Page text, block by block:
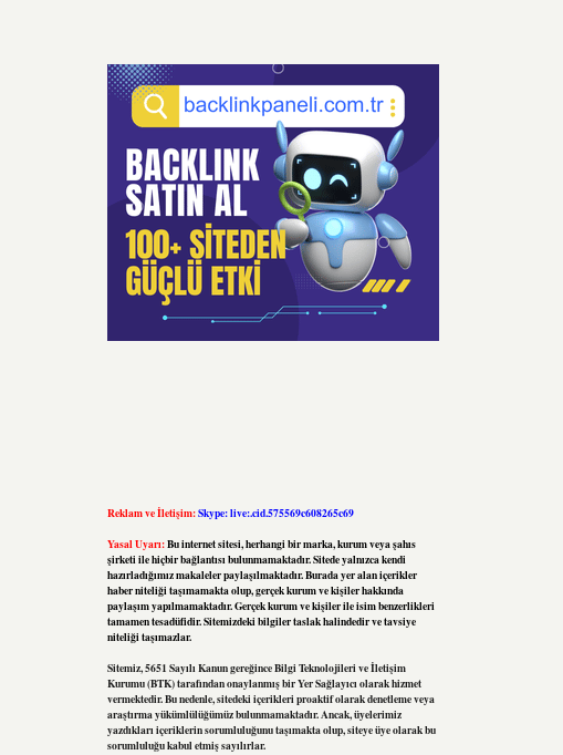
Reklam ve İletişim:Skype: live:.cid.575569c608265c69
Yasal Uyarı:Bu internet sitesi, herhangi bir marka, kurum veya şahıs
şirketi ile hiçbir bağlantısı bulunmamaktadır. Sitede yalnızca kendi
hazırladığımız makaleler paylaşılmaktadır. Burada yer alan içerikler
haber niteliği taşımamakta olup, gerçek kurum ve kişiler hakkında
paylaşım yapılmamaktadır. Gerçek kurum ve kişiler ile isim benzerlikleri
tamamen tesadüfidir. Sitemizdeki bilgiler taslak halindedir ve tavsiye
niteliği taşımazlar.
Sitemiz, 5651 Sayılı Kanun gereğince Bilgi Teknolojileri ve İletişim
Kurumu (BTK) tarafından onaylanmış bir Yer Sağlayıcı olarak hizmet
vermektedir. Bu nedenle, sitedeki içerikleri proaktif olarak denetleme veya
araştırma yükümlülüğümüz bulunmamaktadır. Ancak, üyelerimiz
yazdıkları içeriklerin sorumluluğunu taşımakta olup, siteye üye olarak bu
sorumluluğu kabul etmiş sayılırlar.